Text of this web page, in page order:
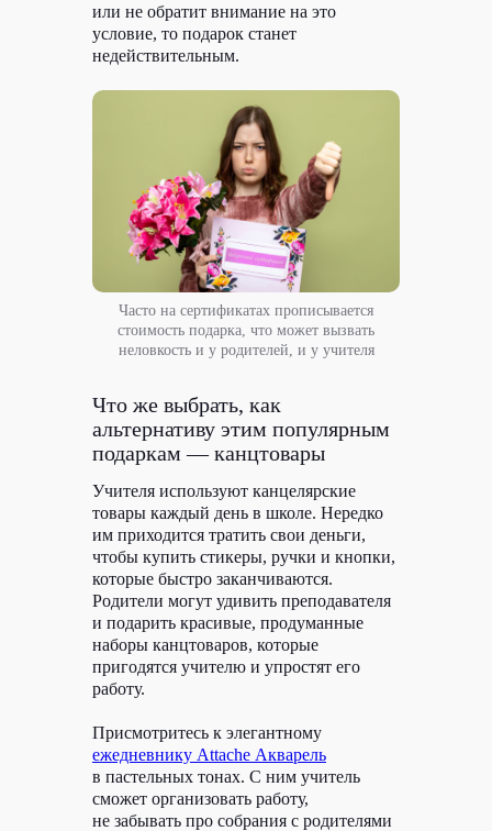
или не обратит внимание на это
условие, то подарок станет
недействительным.
Часто на сертификатах прописывается
стоимость подарка, что может вызвать
неловкость и у родителей, и у учителя
Что же выбрать, как
альтернативу этим популярным
подаркам — канцтовары
Учителя используют канцелярские
товары каждый день в школе. Нередко
им приходится тратить свои деньги,
чтобы купить стикеры, ручки и кнопки,
которые быстро заканчиваются.
Родители могут удивить преподавателя
и подарить красивые, продуманные
наборы канцтоваров, которые
пригодятся учителю и упростят его
работу.
Присмотритесь к элегантному
ежедневнику Attache Акварель
в пастельных тонах. С ним учитель
сможет организовать работу,
не забывать про собрания с родителями
5 приложений
для медитации, игр
и творчества, которые
помогут разгрузить
Медитируем, рубим дрова и слушаем
музыку ИИ для релаксации
Мы много нервничаем, страдаем
от недосыпа и с трудом балансируем
между работой и личной жизнью. Если
не брать паузы, чтобы снять
напряжение, можно быстро перегореть.
Прогулка на свежем воздухе
в тишине — отличный способ
перезагрузиться, но плохая погода
может все испортить.
мобильные приложения, которые всегда
под рукой и помогают расслабиться.
Собрали подборку из пяти необычных
приложений для смартфона, которые